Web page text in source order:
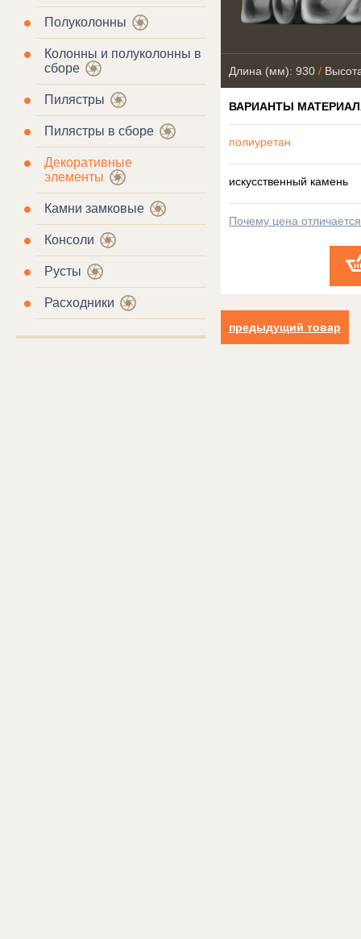
Полуколонны
Колонны и полуколонны в
сборе
Пилястры
Пилястры в сборе
Декоративные
элементы
Камни замковые
Консоли
Русты
Расходники
Длина (мм): 930/
ВАРИАНТЫ
полиуретан
искусственный камень
Почему цена
предыдущий товар